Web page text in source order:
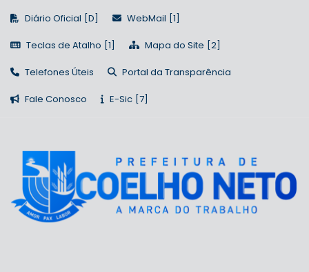
Diário Oficial WebMail
Teclas de Atalho Mapa do Site
Telefones Úteis Portal da Transparência
Fale Conosco E-Sic